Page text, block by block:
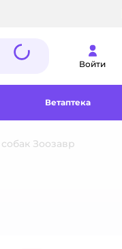
Войти
Ветаптека
Зоозавр